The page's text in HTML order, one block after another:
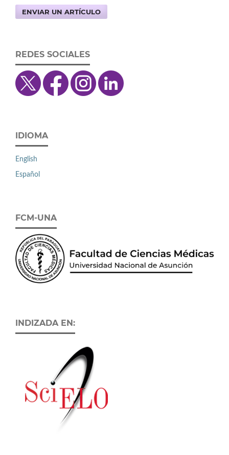
ENVIAR UN ARTÍCULO
REDES SOCIALES
IDIOMA
English
Español
FCM-UNA
INDIZADA EN: